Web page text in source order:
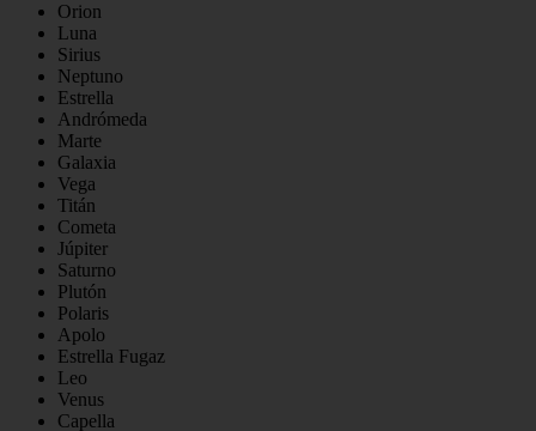
Orion
Luna
Sirius
Neptuno
Estrella
Andrómeda
Marte
Galaxia
Vega
Titán
Cometa
Júpiter
Saturno
Plutón
Polaris
Apolo
Estrella Fugaz
Leo
Venus
Capella